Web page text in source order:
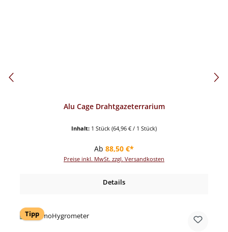
Alu Cage Drahtgazeterrarium
Inhalt: 1 Stück (64,96 € / 1 Stück)
Regulärer Preis:
Ab 88,50 €*
Preise inkl. MwSt. zzgl. Versandkosten
Details
Tipp